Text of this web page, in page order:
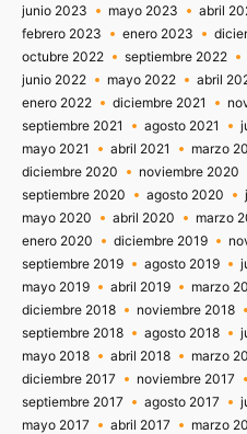
junio 2023
mayo 2023 abril
febrero 2023
enero 2023
octubre 2022
septiembre 2022
junio 2022
mayo 2022 abril
enero 2022
diciembre 2021
septiembre 2021
agosto 2021
mayo 2021
abril 2021 marzo
diciembre 2020
noviembre 2020
septiembre 2020
agosto 2020
mayo 2020
abril 2020 marzo
enero 2020
diciembre 2019
septiembre 2019
agosto 2019
mayo 2019
abril 2019 marzo
diciembre 2018
noviembre 2018
septiembre 2018
agosto 2018
mayo 2018
abril 2018 marzo
diciembre 2017
noviembre 2017
septiembre 2017
agosto 2017
mayo 2017
abril 2017 marzo